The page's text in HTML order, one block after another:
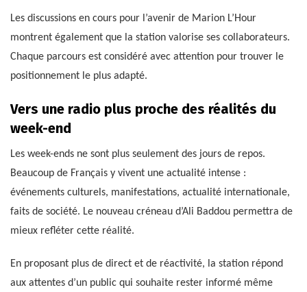
Les discussions en cours pour l’avenir de Marion L’Hour
montrent également que la station valorise ses collaborateurs.
Chaque parcours est considéré avec attention pour trouver le
positionnement le plus adapté.
Vers une radio plus proche des réalités du
week-end
Les week-ends ne sont plus seulement des jours de repos.
Beaucoup de Français y vivent une actualité intense :
événements culturels, manifestations, actualité internationale,
faits de société. Le nouveau créneau d’Ali Baddou permettra de
mieux refléter cette réalité.
En proposant plus de direct et de réactivité, la station répond
aux attentes d’un public qui souhaite rester informé même